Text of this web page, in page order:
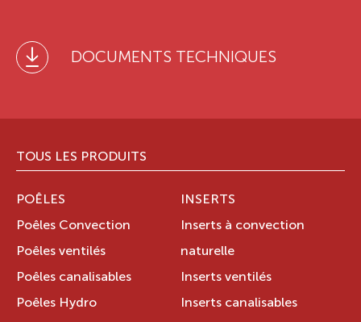
DOCUMENTS TECHNIQUES
TOUS LES PRODUITS
POÊLES
Poêles Convection
Poêles ventilés
Poêles canalisables
Poêles Hydro
INSERTS
Inserts à convection
naturelle
Inserts ventilés
Inserts canalisables